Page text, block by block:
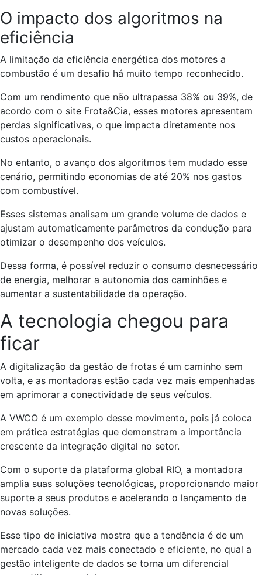
O impacto dos algoritmos na
eficiência
A limitação da eficiência energética dos motores a
combustão é um desafio há muito tempo reconhecido.
Com um rendimento que não ultrapassa 38% ou 39%, de
acordo com o site Frota&Cia, esses motores apresentam
perdas significativas, o que impacta diretamente nos
custos operacionais.
No entanto, o avanço dos algoritmos tem mudado esse
cenário, permitindo economias de até 20% nos gastos
com combustível.
Esses sistemas analisam um grande volume de dados e
ajustam automaticamente parâmetros da condução para
otimizar o desempenho dos veículos.
Dessa forma, é possível reduzir o consumo desnecessário
de energia, melhorar a autonomia dos caminhões e
aumentar a sustentabilidade da operação.
A tecnologia chegou para
ficar
A digitalização da gestão de frotas é um caminho sem
volta, e as montadoras estão cada vez mais empenhadas
em aprimorar a conectividade de seus veículos.
A VWCO é um exemplo desse movimento, pois já coloca
em prática estratégias que demonstram a importância
crescente da integração digital no setor.
Com o suporte da plataforma global RIO, a montadora
amplia suas soluções tecnológicas, proporcionando maior
suporte a seus produtos e acelerando o lançamento de
novas soluções.
Esse tipo de iniciativa mostra que a tendência é de um
mercado cada vez mais conectado e eficiente, no qual a
gestão inteligente de dados se torna um diferencial